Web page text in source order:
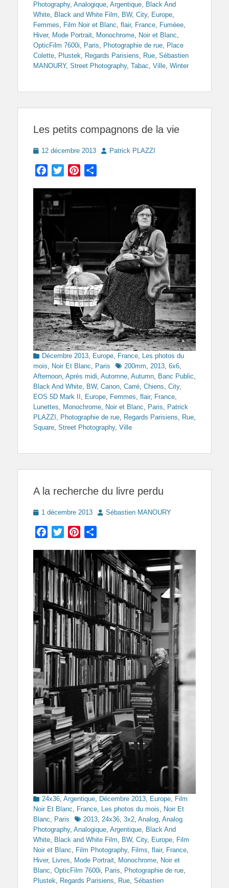
Photography, Analogique, Argentique, Black And
White, Black and White Film, BW, City, Europe,
Femmes, Film Noir et Blanc, flair, France, Fuméee,
Hiver, Mode Portrait, Monochrome, Noir et Blanc,
OpticFilm 7600i, Paris, Photographie de rue, Place
Colette, Plustek, Regards Parisiens, Rue, Sébastien
MANOURY, Street Photography, Tabac, Ville, Winter
Les petits compagnons de la vie
Posted
12 décembre 2013 AuthorPatrick PLAZZI
Facebook
TwitterPinterest
Categories
Décembre 2013, Europe, France, Les photos du
mois, Noir Et Blanc, Paris Tags200mm, 2013, 6x6,
Afternoon, Après midi, Automne, Autumn, Banc Public,
Black And White, BW, Canon, Carré, Chiens, City,
EOS 5D Mark II , Europe, Femmes, flair, France,
Lunettes, Monochrome, Noir et Blanc, Paris, Patrick
PLAZZI , Photographie de rue, Regards Parisiens, Rue,
Square, Street Photography, Ville
A la recherche du livre perdu
Posted
1 décembre 2013 Author
Sébastien MANOURY
Facebook
TwitterPinterest
Categories
24x36, Argentique, Décembre 2013, Europe, Film
Noir Et Blanc, France, Les photos du mois, Noir Et
Blanc, Paris Tags2013, 24x36, 3x2, Analog, Analog
Photography, Analogique, Argentique, Black And
White, Black and White Film, BW, City, Europe, Film
Noir et Blanc, Film Photography, Films, flair, France,
Hiver, Livres, Mode Portrait, Monochrome, Noir et
Blanc, OpticFilm 7600i, Paris, Photographie de rue,
Plustek, Regards Parisiens, Rue, Sébastien